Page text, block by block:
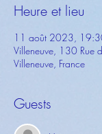
Heure et lieu
11 août 2023,
Villeneuve, 130
Villeneuve, France
Guests